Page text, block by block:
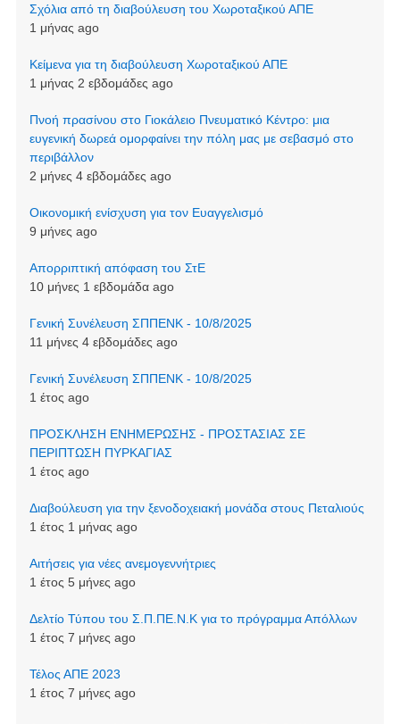
Σχόλια από τη διαβούλευση του Χωροταξικού ΑΠΕ
1 μήνας ago
Kείμενα για τη διαβούλευση Χωροταξικού ΑΠΕ
1 μήνας 2 εβδομάδες ago
Πνοή πρασίνου στο Γιοκάλειο Πνευματικό Κέντρο: μια
ευγενική δωρεά ομορφαίνει την πόλη μας με σεβασμό στο
περιβάλλον
2 μήνες 4 εβδομάδες ago
Οικονομική ενίσχυση για τον Ευαγγελισμό
9 μήνες ago
Απορριπτική απόφαση του ΣτΕ
10 μήνες 1 εβδομάδα ago
Γενική Συνέλευση ΣΠΠΕΝΚ - 10/8/2025
11 μήνες 4 εβδομάδες ago
Γενική Συνέλευση ΣΠΠΕΝΚ - 10/8/2025
1 έτος ago
ΠΡΟΣΚΛΗΣΗ ΕΝΗΜΕΡΩΣΗΣ - ΠΡΟΣΤΑΣΙΑΣ ΣΕ
ΠΕΡΙΠΤΩΣΗ ΠΥΡΚΑΓΙΑΣ
1 έτος ago
Διαβούλευση για την ξενοδοχειακή μονάδα στους Πεταλιούς
1 έτος 1 μήνας ago
Αιτήσεις για νέες ανεμογεννήτριες
1 έτος 5 μήνες ago
Δελτίο Τύπου του Σ.Π.ΠΕ.Ν.Κ για το πρόγραμμα Απόλλων
1 έτος 7 μήνες ago
Τέλος ΑΠΕ 2023
1 έτος 7 μήνες ago